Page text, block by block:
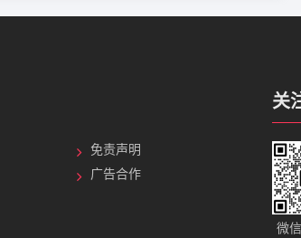
免责声明
广告合作
关
微